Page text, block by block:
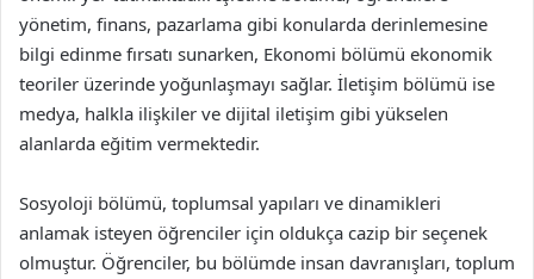
yönetim, finans, pazarlama gibi konularda derinlemesine
bilgi edinme fırsatı sunarken, Ekonomi bölümü ekonomik
teoriler üzerinde yoğunlaşmayı sağlar. İletişim bölümü ise
medya, halkla ilişkiler ve dijital iletişim gibi yükselen
alanlarda eğitim vermektedir.
Sosyoloji bölümü, toplumsal yapıları ve dinamikleri
anlamak isteyen öğrenciler için oldukça cazip bir seçenek
olmuştur. Öğrenciler, bu bölümde insan davranışları, toplum